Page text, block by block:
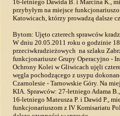
16-letniego Dawida B. i Marcina K.,
przybyłym na miejsce
Katowicach, którzy prowadzą dalsze
Bytom: Ujęto czterech sprawców
W dniu 20.05.2011 roku o godzinie
przeciwkradzieżowych na szlaku
funkcjonariusze Grupy Operacyjno -
Ochrony Kolei w Gliwicach ujęli
węgla pochodzącego z usypu
Czarnolesie - Tarnowskie Góry. Na
KIA. Sprawców: 27-letniego Adama
16-letniego Mateusza P. i Dawid P.,
funkcjonariuszom z IV Komisariatu